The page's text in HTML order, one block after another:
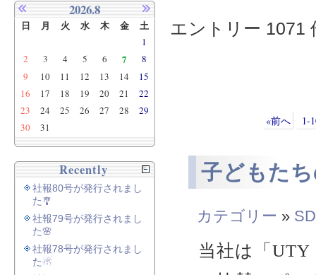
エントリー 1071
«前へ 1-
子どもた
カテゴリー »
当社は「
2026.8
日 月 火 水 木 金 土
1
2
3 4 5 6 7
8
9
10 11 12 13 14
15
16
17 18 19 20 21
22
23
24 25 26 27 28
29
30
31
Recently
社報80号が発行されまし
た🎐
社報79号が発行されまし
た🌸
社報78号が発行されまし
た☃